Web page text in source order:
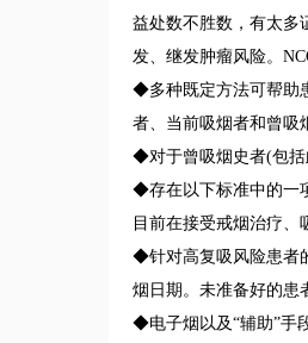
益处数不胜数，有太多
发、继发肿瘤风险。
◆多种既定方法可帮助
者、当前吸烟者和曾吸
◆对于曾吸烟史者(包括
◆存在以下标准中的一
目前在接受戒烟治疗、
◆针对高复吸风险患者
烟日期。未准备好的患
◆电子烟以及“辅助”手